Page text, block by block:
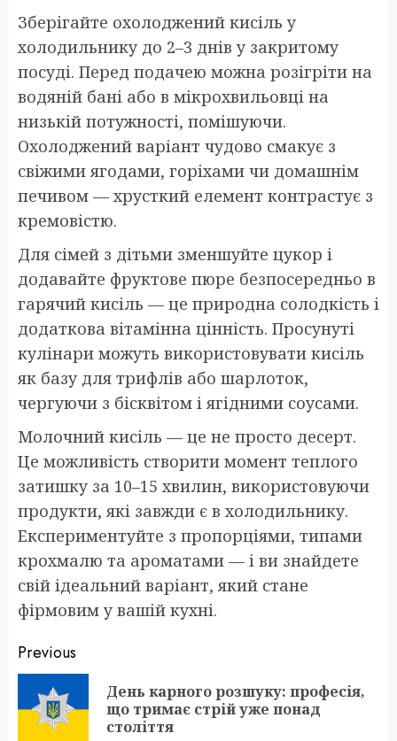
Зберігайте охолоджений кисіль у
холодильнику до 2–3 днів у закритому
посуді. Перед подачею можна розігріти на
водяній бані або в мікрохвильовці на
низькій потужності, помішуючи.
Охолоджений варіант чудово смакує з
свіжими ягодами, горіхами чи домашнім
печивом — хрусткий елемент контрастує з
кремовістю.
Для сімей з дітьми зменшуйте цукор і
додавайте фруктове пюре безпосередньо в
гарячий кисіль — це природна солодкість і
додаткова вітамінна цінність. Просунуті
кулінари можуть використовувати кисіль
як базу для трифлів або шарлоток,
чергуючи з бісквітом і ягідними соусами.
Молочний кисіль — це не просто десерт.
Це можливість створити момент теплого
затишку за 10–15 хвилин, використовуючи
продукти, які завжди є в холодильнику.
Експериментуйте з пропорціями, типами
крохмалю та ароматами — і ви знайдете
свій ідеальний варіант, який стане
фірмовим у вашій кухні.
Post
navigation
Previous
День карного розшуку: професія,
що тримає стрій уже понад
століття